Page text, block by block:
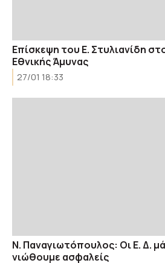
Επίσκεψη του Ε. Στυλιανίδη
Εθνικής Άμυνας
27/01 18:33
Ν. Παναγιωτόπουλος: Οι Ε. Δ.
νιώθουμε ασφαλείς